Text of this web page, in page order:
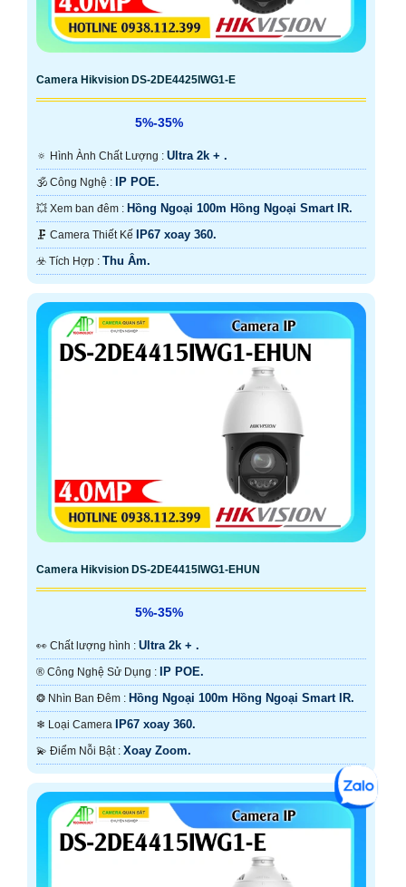
Camera Hikvision DS-2DE4425IWG1-E
5%-35%
🔅 Hình Ành Chất Lượng : Ultra 2k + .
🕉️ Công Nghệ : IP POE.
💥 Xem ban đêm : Hồng Ngoại 100m Hồng Ngoại Smart IR.
🗜️ Camera Thiết Kế IP67 xoay 360.
️☣️ Tích Hợp : Thu Âm.
Camera Hikvision DS-2DE4415IWG1-EHUN
5%-35%
️👀 Chất lượng hình : Ultra 2k + .
®️ Công Nghệ Sử Dụng : IP POE.
❂ Nhìn Ban Đêm : Hồng Ngoại 100m Hồng Ngoại Smart IR.
❄ Loại Camera IP67 xoay 360.
️💫 Điểm Nỗi Bật : Xoay Zoom.